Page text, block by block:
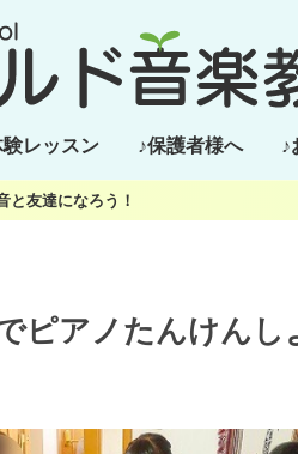
験レッスン ♪保護者様へ ♪
と友達になろう！
ピアノたんけんし